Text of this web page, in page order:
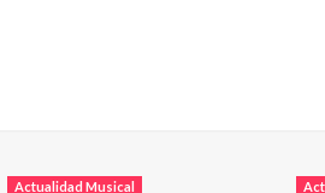
Actualidad Musical